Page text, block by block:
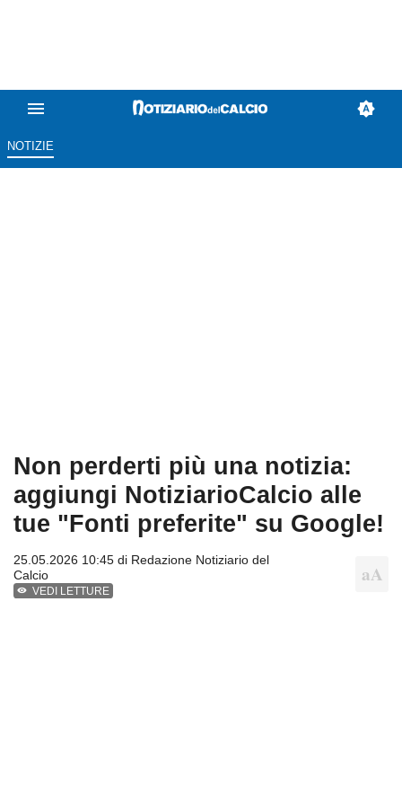
NOTIZIE
Non perderti più una notizia:
aggiungi NotiziarioCalcio alle
tue "Fonti preferite" su Google!
25.05.2026 10:45 di Redazione Notiziario del
Calcio
VEDI LETTURE